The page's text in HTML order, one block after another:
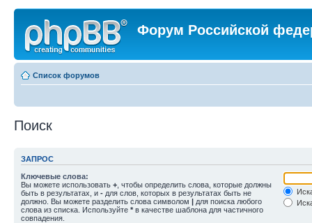
Форум Российской
Список форумов
Поиск
ЗАПРОС
Ключевые слова:
Вы можете использовать + , чтобы определить слова, которые должны
быть в результатах, и - для слов, которых в результатах быть не
должно. Вы можете разделить слова символом | для поиска любого
слова из списка. Используйте * в качестве шаблона для частичного
совпадения.